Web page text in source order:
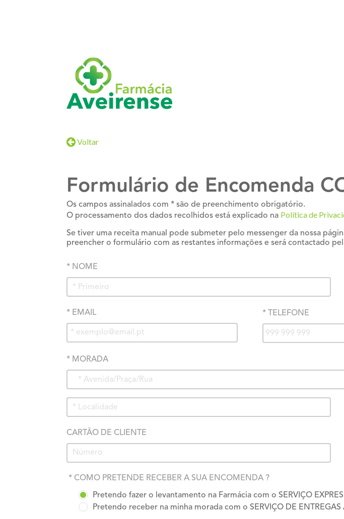
Voltar
Formulário de Encomenda
Os campos assinalados com * são de preenchimento obrigatório.
O processamento dos dados recolhidos está explicado na Política de
Se tiver uma receita manual pode submeter pelo messenger da nossa
preencher o formulário com as restantes informações e será contactado
* NOME
* EMAIL * TELEFONE
* MORADA
CARTÃO DE CLIENTE
* COMO PRETENDE RECEBER A SUA ENCOMENDA ?
Pretendo fazer o levantamento na Farmácia com o SERVIÇO
Pretendo receber na minha morada com o SERVIÇO DE